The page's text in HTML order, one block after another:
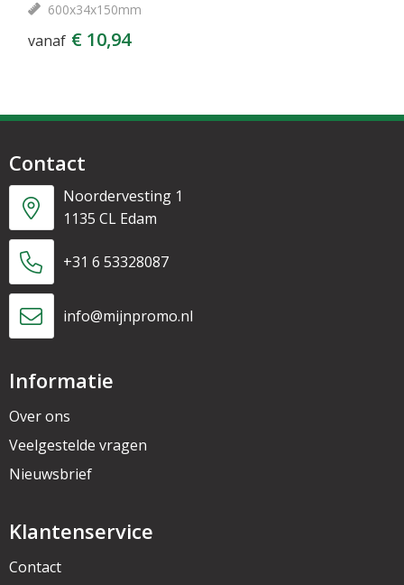
600x34x150mm
vanaf € 10,94
Contact
Noordervesting 1
1135 CL Edam
+31 6 53328087
info@mijnpromo.nl
Informatie
Over ons
Veelgestelde vragen
Nieuwsbrief
Klantenservice
Contact